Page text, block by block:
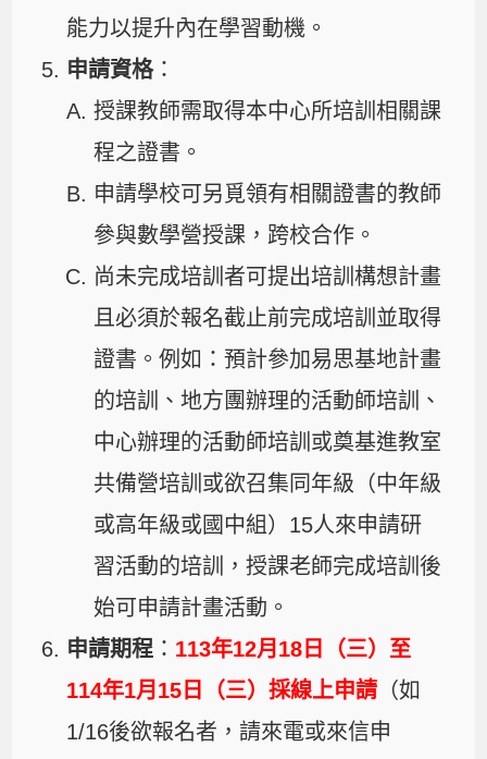
能力以提升內在學習動機。
申請資格：
授課教師需取得本中心所培訓相關課
程之證書。
申請學校可另覓領有相關證書的教師
參與數學營授課，跨校合作。
尚未完成培訓者可提出培訓構想計畫
且必須於報名截止前完成培訓並取得
證書。例如：預計參加易思基地計畫
的培訓、地方團辦理的活動師培訓、
中心辦理的活動師培訓或奠基進教室
共備營培訓或欲召集同年級（中年級
或高年級或國中組）15人來申請研
習活動的培訓，授課老師完成培訓後
始可申請計畫活動。
申請期程 ： 113年12月18日（三）至
114年1月15日（三）採線上申請 （如
1/16後欲報名者，請來電或來信申